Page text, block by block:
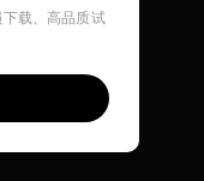
英文歌)
载、高品质试